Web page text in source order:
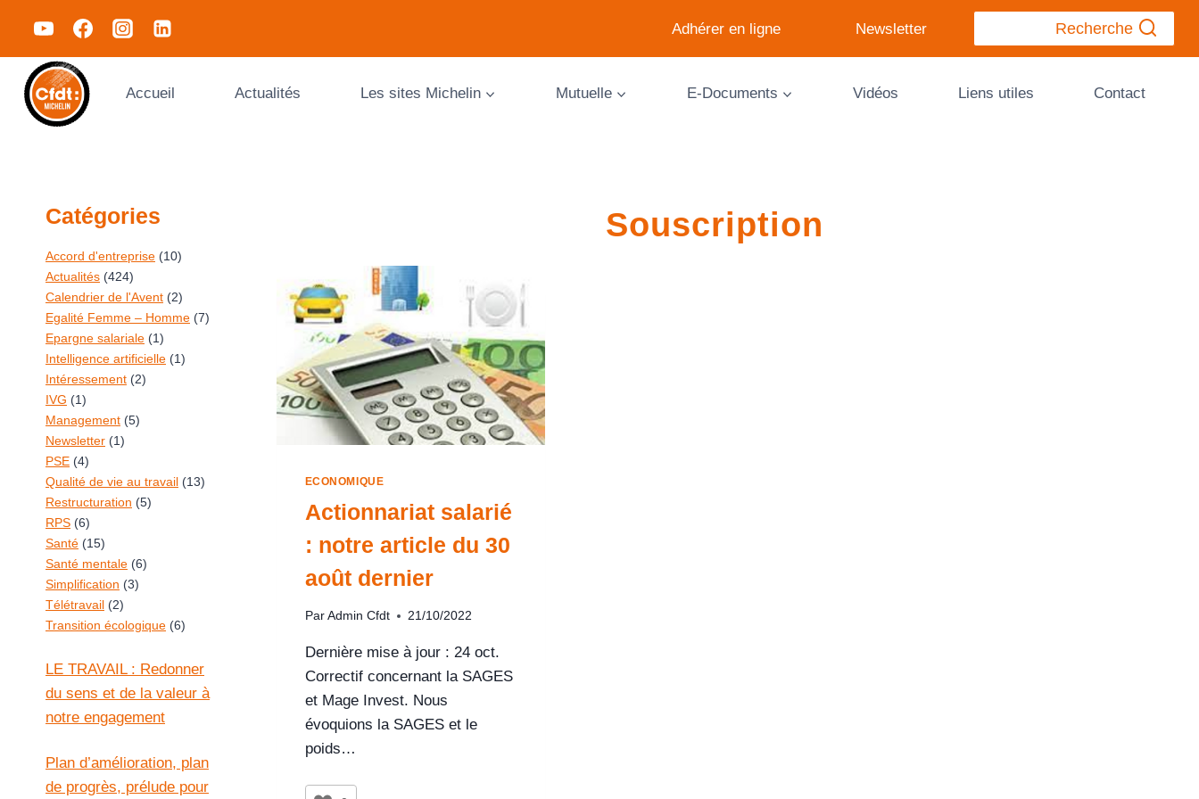
Adhérer en ligne Newsletter Recherche
Accueil Actualités Les sites Michelin Mutuelle E-Documents Vidéos Liens utiles Contact
Souscription
ECONOMIQUE
Actionnariat salarié
: notre article du 30
août dernier
Par Admin Cfdt 21/10/2022
Dernière mise à jour : 24 oct.
Correctif concernant la SAGES
et Mage Invest. Nous
évoquions la SAGES et le
poids…
Catégories
Accord d'entreprise (10)
Actualités (424)
Calendrier de l'Avent (2)
Egalité Femme – Homme (7)
Epargne salariale (1)
Intelligence artificielle (1)
Intéressement (2)
IVG (1)
Management (5)
Newsletter (1)
PSE (4)
Qualité de vie au travail (13)
Restructuration (5)
RPS (6)
Santé (15)
Santé mentale (6)
Simplification (3)
Télétravail (2)
Transition écologique (6)
LE TRAVAIL : Redonner
du sens et de la valeur à
notre engagement
Plan d’amélioration, plan
de progrès, prélude pour